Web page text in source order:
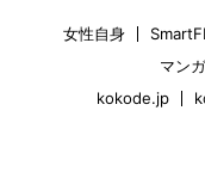
女性自身
マン
kokode.jp